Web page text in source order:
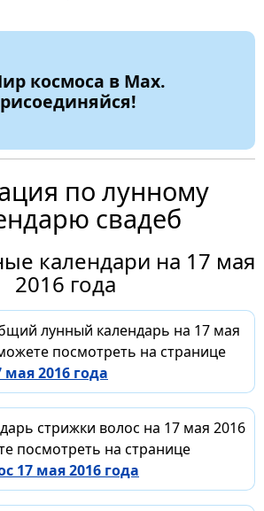
космоса в Max.
по лунному
свадеб
календари на 17 мая
2016 года
лунный календарь на 17 мая
посмотреть на странице
2016 года
стрижки волос на 17 мая 2016
посмотреть на странице
17 мая 2016 года